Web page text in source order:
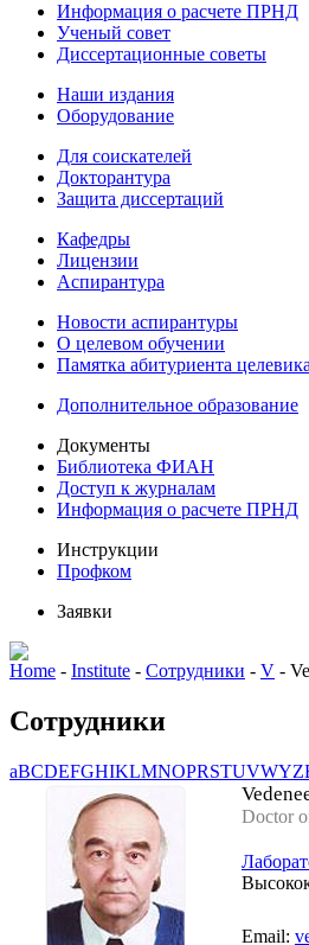
Информация о расчете ПРНД
Ученый совет
Диссертационные советы
Наши издания
Оборудование
Для соискателей
Докторантура
Защита диссертаций
Кафедры
Лицензии
Аспирантура
Новости аспирантуры
О целевом обучении
Памятка абитуриента целевика
Дополнительное образование
Документы
Библиотека ФИАН
Доступ к журналам
Информация о расчете ПРНД
Инструкции
Профком
Заявки
Home - Institute - Сотрудники - V -
Сотрудники
aBCDEFGHIKLMNOPRSTUVWYZ
Doctor
Email: